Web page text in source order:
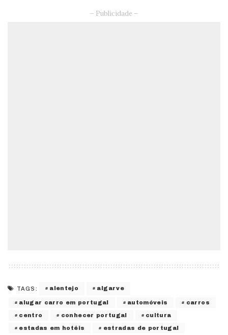
– Publicidade –
TAGS: alentejo algarve
alugar carro em portugal automóveis carros
centro conhecer portugal cultura
estadas em hotéis estradas de portugal